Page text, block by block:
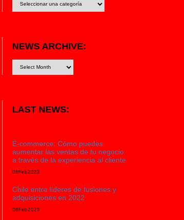
category:
NEWS ARCHIVE:
LAST NEWS:
E-commerce: Cómo puedes
aumentar las ventas de tu negocio
a través de la experiencia al cliente
08Feb2023
Chile entre líderes de fusiones y
adquisiciones en 2022
08Feb2023